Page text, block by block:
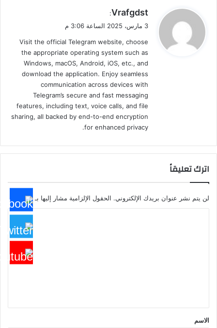
ي
ق
ل
Vrafgdst
:
3 مارس، 2025 الساعة 3:06 م
Visit the official Telegram website, choose
the appropriate operating system such as
Windows, macOS, Android, iOS, etc., and
download the application. Enjoy seamless
communication across devices with
Telegram’s secure and fast messaging
features, including text, voice calls, and file
sharing, all backed by end-to-end encryption
for enhanced privacy.
اترك تعليقاً
لن يتم نشر عنوان بريدك الإلكتروني. الحقول الإلزامية مشار إليها بـ*
*
الاسم